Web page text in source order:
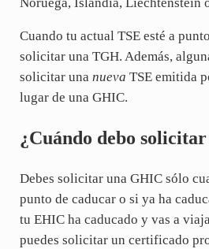
Cuando tu actual TSE esté a
solicitar una TGH. Además,
solicitar una nueva TSE emitida
lugar de una GHIC.
¿Cuándo debo
Debes solicitar una GHIC sólo
punto de caducar o si ya ha
tu EHIC ha caducado y vas a
puedes solicitar un certificado